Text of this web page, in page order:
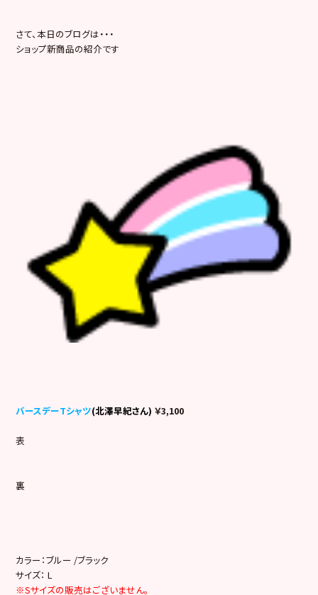
さて、本日のブログは・・・
ショップ新商品の紹介です
バースデーTシャツ(北澤早紀さん) ￥3,100
表
裏
カラー：ブルー /ブラック
サイズ： L
※Sサイズの販売はございません。